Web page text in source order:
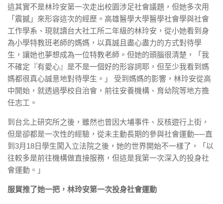
這其實不是林玲安第一次走出校園涉足社會議題，但她多次用
「震撼」來形容這次的經歷。高雄醫學大學醫學社會學與社會
工作學系、現就讀台大社工所二年級的林玲安，從小她看到身
為小學特教班老師的媽媽，以真誠且盡心盡力的方式對待學
生，讓她也夢想成為一位特教老師。但她的頭腦很清楚，「我
不確定『有愛心』是不是一個好的形容詞耶，但至少我看到媽
媽都很真心誠意地對待學生。」 受到媽媽的影響，林玲安從高
中開始，就透過學校自治會，前往安養機構、育幼院等地方擔
任志工。
到台北上研究所之後，雖然也曾因大埔事件、反核遊行上街，
但是卻都是一次性的經驗，從未主動長期的參與社會運動──直
到3月18日學生闖入立法院之後，她的世界開始不一樣了，「以
往較多是前往機構做直接服務，但這是我第一次深入的投身社
會運動。」
服貿推了她一把，林玲安第一次投身社會運動